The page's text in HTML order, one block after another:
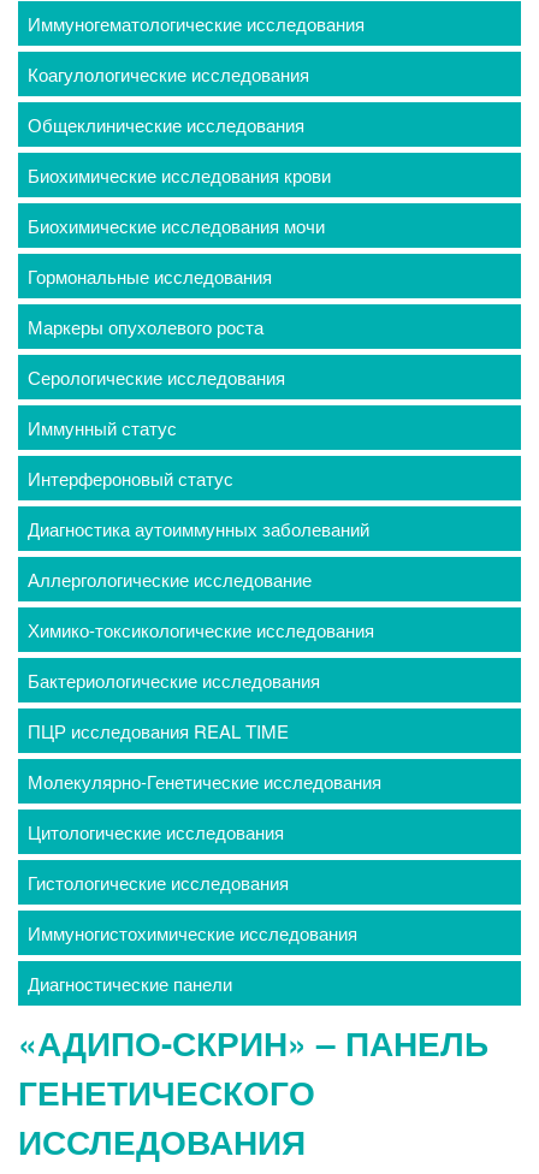
Иммуногематологические исследования
Коагулологические исследования
Общеклинические исследования
Биохимические исследования крови
Биохимические исследования мочи
Гормональные исследования
Маркеры опухолевого роста
Серологические исследования
Иммунный статус
Интерфероновый статус
Диагностика аутоиммунных заболеваний
Аллергологические исследование
Химико-токсикологические исследования
Бактериологические исследования
ПЦР исследования REAL TIME
Молекулярно-Генетические исследования
Цитологические исследования
Гистологические исследования
Иммуногистохимические исследования
Диагностические панели
«АДИПО-СКРИН» – ПАНЕЛЬ
ГЕНЕТИЧЕСКОГО
ИССЛЕДОВАНИЯ